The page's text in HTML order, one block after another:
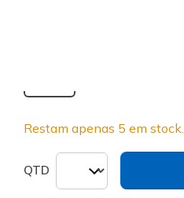
Restam apenas 5 em stock.
QTD